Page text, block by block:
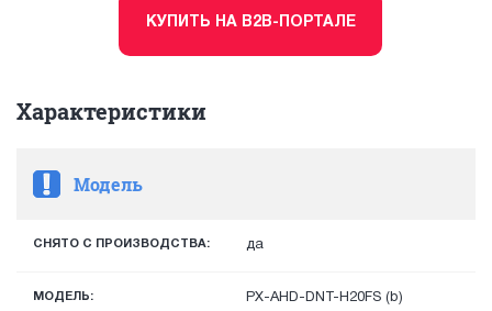
КУПИТЬ НА B2B-ПОРТАЛЕ
Характеристики
Модель
СНЯТО С ПРОИЗВОДСТВА: да
МОДЕЛЬ: PX-AHD-DNT-H20FS (b)